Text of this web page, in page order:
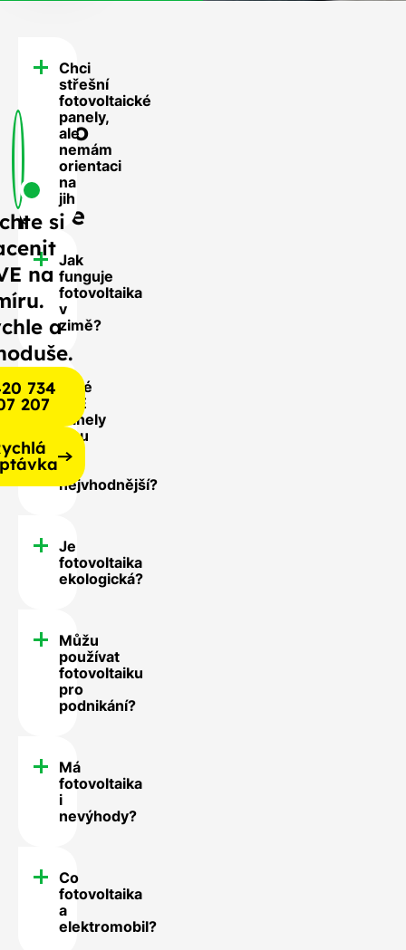
FAQ
-
Často
se
nás
ptáte
Chci
střešní
fotovoltaické
panely,
ale
nemám
orientaci
na
jih
Jak
funguje
fotovoltaika
v
zimě?
Jaké
FVE
panely
jsou
pro
nejvhodnější?
Je
fotovoltaika
ekologická?
Můžu
používat
fotovoltaiku
pro
podnikání?
Má
fotovoltaika
i
nevýhody?
Co
fotovoltaika
a
elektromobil?
si
na
a
734
207